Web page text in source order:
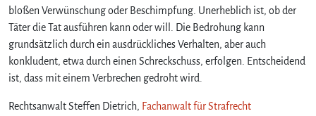
e
n
d
e
s
2
bloßen Verwünschung oder Beschimpfung. Unerheblich ist, ob der
Täter die Tat ausführen kann oder will. Die Bedrohung kann
grundsätzlich durch ein ausdrückliches Verhalten, aber auch
konkludent, etwa durch einen Schreckschuss, erfolgen. Entscheidend
ist, dass mit einem Verbrechen gedroht wird.
Rechtsanwalt Steffen Dietrich, Fachanwalt für Strafrecht